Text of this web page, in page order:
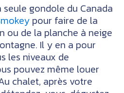
gondole du Canada
pour faire de la
ou de la planche à neige
Il y en a pour
les niveaux de
pouvez même louer
chalet, après votre